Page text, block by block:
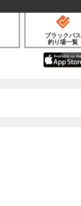
ブラックバス
釣り場一覧